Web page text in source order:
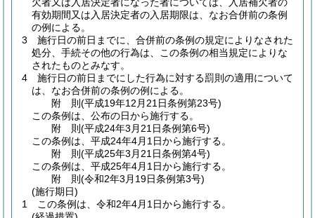
有効期間又は入居決定者の入居期限は、なお合併前の条例
の例による。
3
施行日の前日までに、合併前の条例の規定によりなされた
処分、手続その他の行為は、この条例の相当規定によりな
されたものとみなす。
4
施行日の前日までにした行為に対する罰則の適用について
は、なお合併前の条例の例による。
附 則(平成19年12月21日条例第23号)
この条例は、公布の日から施行する。
附 則(平成24年3月21日条例第6号)
この条例は、平成24年4月1日から施行する。
附 則(平成25年3月21日条例第4号)
この条例は、平成25年4月1日から施行する。
附 則(令和2年3月19日条例第3号)
(施行期日)
1
この条例は、令和2年4月1日から施行する。